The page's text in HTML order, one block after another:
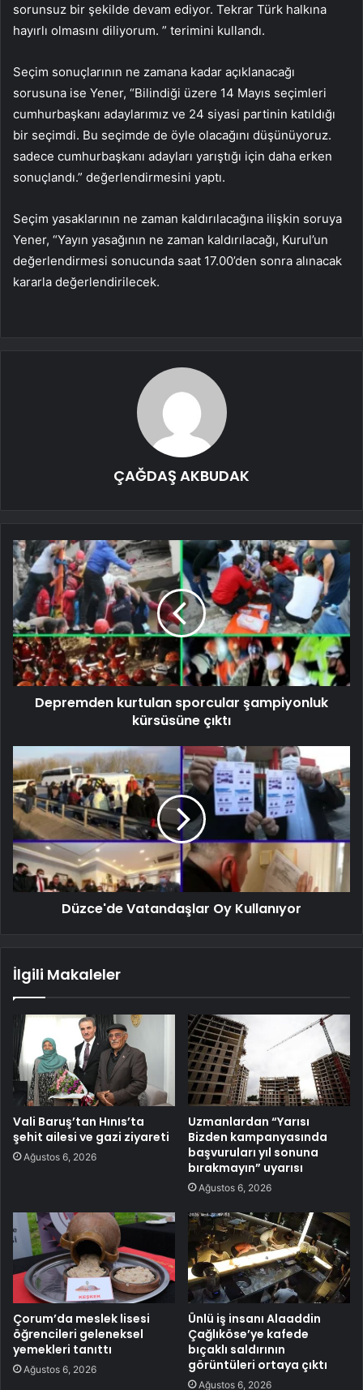
sorunsuz bir şekilde devam ediyor. Tekrar Türk halkına
hayırlı olmasını diliyorum. ” terimini kullandı.
Seçim sonuçlarının ne zamana kadar açıklanacağı
sorusuna ise Yener, “Bilindiği üzere 14 Mayıs seçimleri
cumhurbaşkanı adaylarımız ve 24 siyasi partinin katıldığı
bir seçimdi. Bu seçimde de öyle olacağını düşünüyoruz.
sadece cumhurbaşkanı adayları yarıştığı için daha erken
sonuçlandı.” değerlendirmesini yaptı.
Seçim yasaklarının ne zaman kaldırılacağına ilişkin soruya
Yener, “Yayın yasağının ne zaman kaldırılacağı, Kurul’un
değerlendirmesi sonucunda saat 17.00’den sonra alınacak
kararla değerlendirilecek.
ÇAĞDAŞ AKBUDAK
Depremden kurtulan sporcular şampiyonluk
kürsüsüne çıktı
Düzce'de Vatandaşlar Oy Kullanıyor
İlgili Makaleler
Vali Baruş’tan Hınıs’ta
şehit ailesi ve gazi ziyareti
Ağustos 6, 2026
Uzmanlardan “Yarısı
Bizden kampanyasında
başvuruları yıl sonuna
bırakmayın” uyarısı
Ağustos 6, 2026
Çorum’da meslek lisesi
öğrencileri geleneksel
yemekleri tanıttı
Ağustos 6, 2026
Ünlü iş insanı Alaaddin
Çağlıköse’ye kafede
bıçaklı saldırının
görüntüleri ortaya çıktı
Ağustos 6, 2026